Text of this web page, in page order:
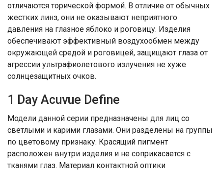
отличаются торической формой. В отличие от обычных
жестких линз, они не оказывают неприятного
давления на глазное яблоко и роговицу. Изделия
обеспечивают эффективный воздухообмен между
окружающей средой и роговицей, защищают глаза от
агрессии ультрафиолетового излучения не хуже
солнцезащитных очков.
1 Day Acuvue Define
Модели данной серии предназначены для лиц со
светлыми и карими глазами. Они разделены на группы
по цветовому признаку. Красящий пигмент
расположен внутри изделия и не соприкасается с
тканями глаз. Материал контактной оптики